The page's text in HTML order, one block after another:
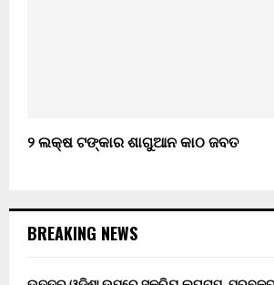
୨ ଲକ୍ଷ ଟଙ୍କାର ଶାଗୁଆନ କାଠ ଜବତ
BREAKING NEWS